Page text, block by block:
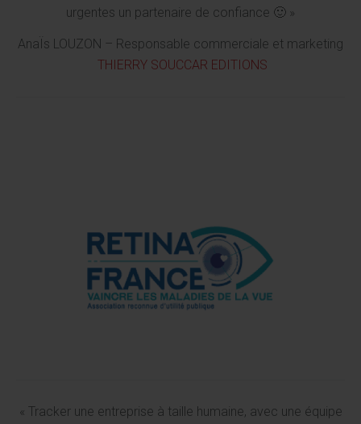
urgentes un partenaire de confiance 🙂 »
AnaÏs LOUZON – Responsable commerciale et marketing
THIERRY SOUCCAR EDITIONS
« Tracker une entreprise à taille humaine, avec une équipe